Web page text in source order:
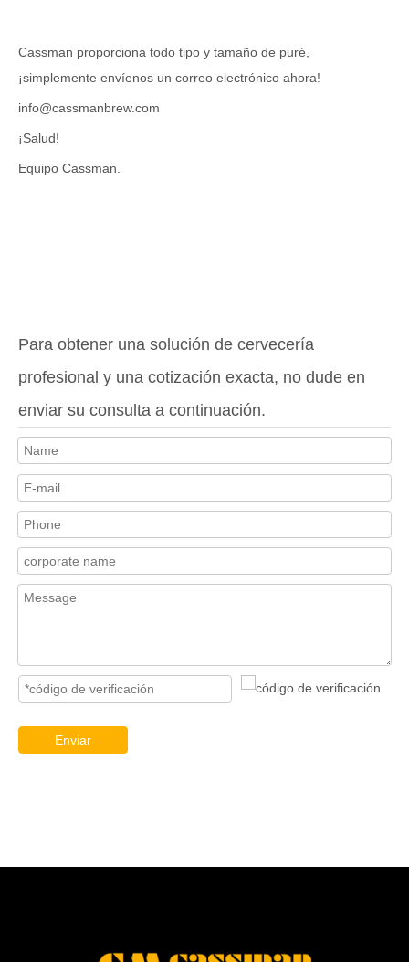
Cassman proporciona todo tipo y tamaño de puré,
¡simplemente envíenos un correo electrónico ahora!
info@cassmanbrew.com
¡Salud!
Equipo Cassman.
Para obtener una solución de cervecería
profesional y una cotización exacta, no dude en
enviar su consulta a continuación.
Enviar